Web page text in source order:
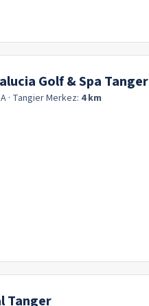
Golf & Spa Tanger
· TangierMerkez: 4 km
Tanger